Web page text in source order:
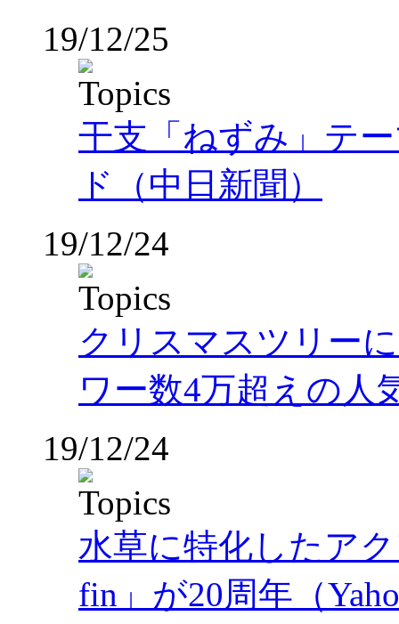
19/12/25
干支「ねずみ」テ
ド（中日新聞）
19/12/24
クリスマスツリー
ワー数4万超えの人
19/12/24
水草に特化したア
fin」が20周年（